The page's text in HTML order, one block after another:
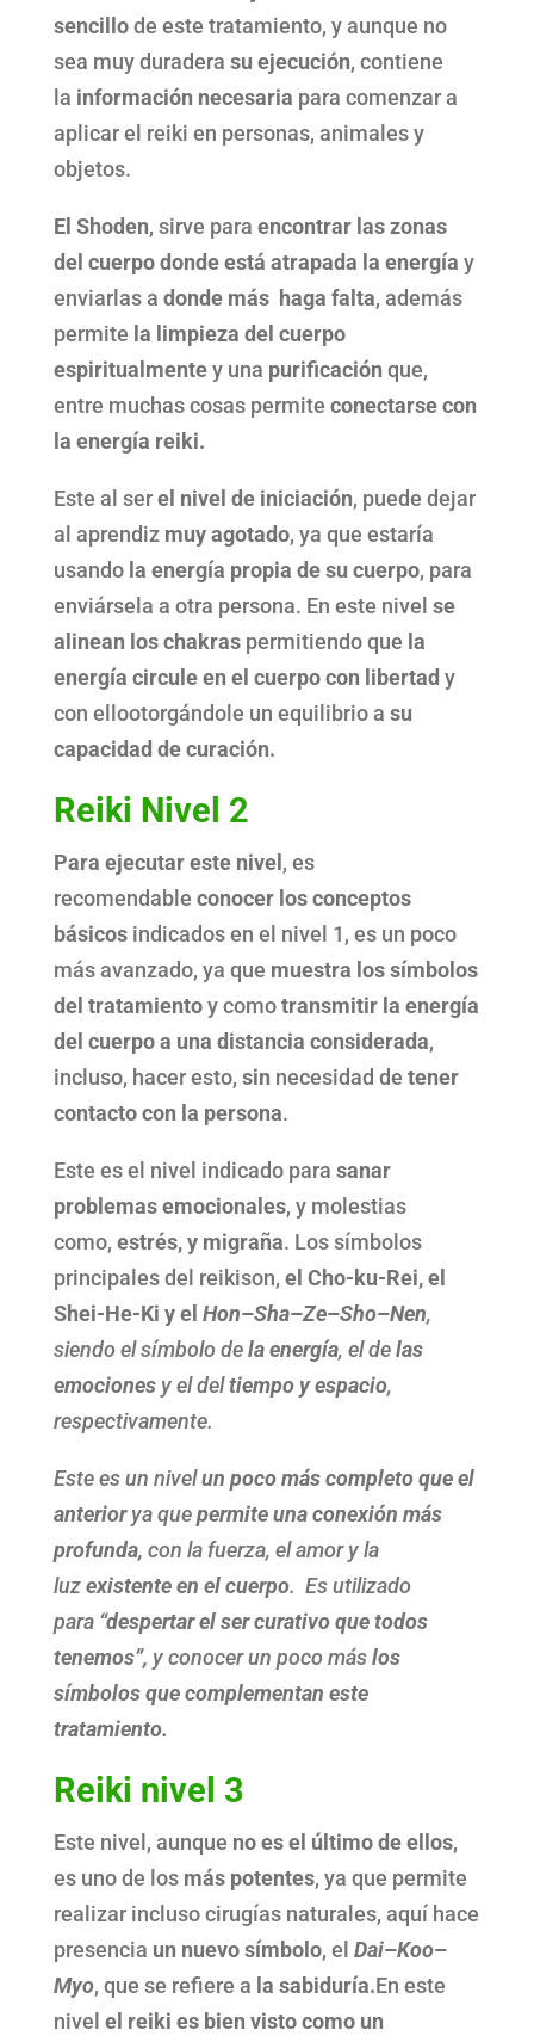
sencillode este tratamiento, y aunque no
sea muy duradera su ejecución, contiene
la información necesaria para comenzar a
aplicar el reiki en personas, animales y
objetos.
El Shoden, sirve para encontrar las zonas
del cuerpo donde está atrapada la energía y
enviarlas a donde más haga falta, además
permite la limpieza del cuerpo
espiritualmentey una purificación que,
entre muchas cosas permite conectarse con
la energía reiki.
Este al serel nivel de iniciación, puede dejar
al aprendiz muy agotado, ya que estaría
usando la energía propia de su cuerpo, para
enviársela a otra persona. En este nivel se
alinean los chakraspermitiendo que la
energía circule en el cuerpo con libertad y
con ellootorgándole un equilibrio a su
capacidad de curación.
Reiki Nivel 2
Para ejecutar este nivel, es
recomendable conocer los conceptos
básicosindicados en el nivel 1, es un poco
más avanzado, ya que muestra los símbolos
del tratamientoy comotransmitir la energía
del cuerpo a una distancia considerada,
incluso, hacer esto, sin necesidad de tener
contacto con la persona.
Este es el nivel indicado para sanar
problemas emocionales, y molestias
como, estrés, y migraña. Los símbolos
principales del reikison, el Cho-ku-Rei, el
Shei-He-Ki y el Hon–Sha–Ze–Sho–Nen,
siendo el símbolo dela energía, el delas
emocionesy el deltiempo y espacio,
respectivamente.
Este es un nivelun poco más completo que el
anteriorya quepermite una conexión más
profunda, con la fuerza, el amor y la
luzexistente en el cuerpo. Es utilizado
para “despertar el ser curativo que todos
tenemos”, y conocer un poco máslos
símbolos que complementan este
tratamiento.
Reiki nivel 3
Este nivel, aunque no es el último de ellos,
es uno de los más potentes, ya que permite
realizar incluso cirugías naturales, aquí hace
presencia un nuevo símbolo, el Dai–Koo–
Myo, que se refiere a la sabiduría.En este
nivel el reiki es bien visto como un